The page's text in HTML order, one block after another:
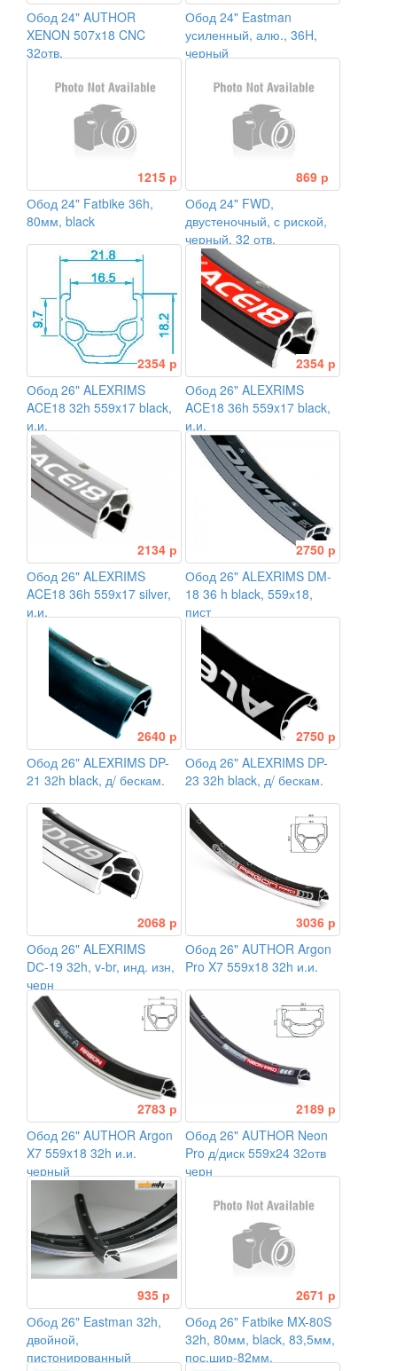
Обод 24" AUTHOR
XENON 507x18 CNC
32отв.
Обод 24" Eastman
усиленный, алю., 36H,
черный
1215 р
Обод 24" Fatbike 36h,
80мм, black
869 р
Обод 24" FWD,
двустеночный, с риской,
черный, 32 отв.
2354 р
Обод 26" ALEXRIMS
ACE18 32h 559x17 black,
и.и.
2354 р
Обод 26" ALEXRIMS
ACE18 36h 559x17 black,
и.и.
2134 р
Обод 26" ALEXRIMS
ACE18 36h 559x17 silver,
и.и.
2750 р
Обод 26" ALEXRIMS DM-
18 36 h black, 559х18,
пист
2640 р
Обод 26" ALEXRIMS DP-
21 32h black, д/ бескам.
2750 р
Обод 26" ALEXRIMS DP-
23 32h black, д/ бескам.
2068 р
Обод 26" ALEXRIMS
DС-19 32h, v-br, инд. изн,
черн
3036 р
Обод 26" AUTHOR Argon
Pro X7 559x18 32h и.и.
2783 р
Обод 26" AUTHOR Argon
X7 559x18 32h и.и.
черный
2189 р
Обод 26" AUTHOR Neon
Pro д/диск 559x24 32отв
черн
935 р
Обод 26" Eastman 32h,
двойной,
пистонированный
2671 р
Обод 26" Fatbike MX-80S
32h, 80мм, black, 83,5мм,
пос.шир-82мм,